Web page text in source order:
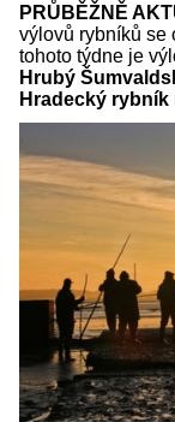
PRŮBĚŽNĚ
výlovů rybníků se
tohoto týdne je
Hrubý
Hradecký rybník